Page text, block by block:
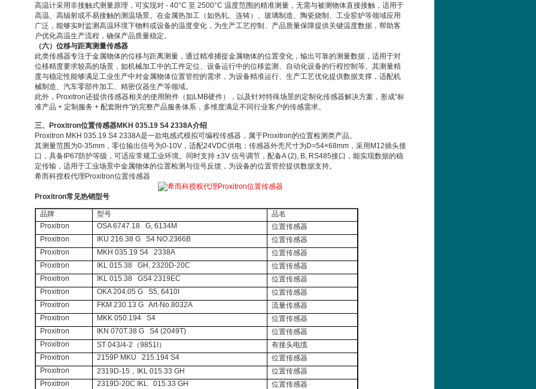
高温计采用非接触式测量原理，可实现对 - 40°C 至 2500°C 温度范围的精准测量，无需与被测物体直接接触，适用于
高温、高辐射或不易接触的测温场景。在金属热加工（如热轧、连铸）、玻璃制造、陶瓷烧制、工业窑炉等领域应用
广泛，能够实时监测高温环境下物料或设备的温度变化，为生产工艺控制、产品质量保障提供关键温度数据，帮助客
户优化高温生产流程，确保产品质量稳定。
（六）位移与距离测量传感器
此类传感器专注于金属物体的位移与距离测量，通过精准捕捉金属物体的位置变化，输出可靠的测量数据，适用于对
位移精度要求较高的场景，如机械加工中的工件定位、设备运行中的位移监测、自动化设备的行程控制等。其测量精
度与稳定性能够满足工业生产中对金属物体位置管控的需求，为设备精准运行、生产工艺优化提供数据支撑，适配机
械制造、汽车零部件加工、精密仪器生产等领域。
此外， Proxitron还提供传感器相关的使用附件（如 LMB硬件），以及针对特殊场景的定制化传感器解决方案，形成“标
准产品 + 定制服务 + 配套附件"的完整产品服务体系，多维度满足不同行业客户的传感需求。
三、 Proxitron位置传感器MKH 035.19 S4 2338A介绍
Proxitron MKH 035.19 S4 2338A是一款电感式模拟可编程传感器，属于Proxitron的位置检测类产品。
其测量范围为0-35mm ，零位输出信号为0-10V ，适配24VDC供电；传感器外壳尺寸为 D=54×68mm ，采用 M12插头接
口，具备 IP67防护等级，可适应常规工业环境。同时支持 ±3V 信号调节，配备A (2), B, RS485接口，能实现数据的稳
定传输，适用于工业场景中金属物体的位置检测与信号反馈，为设备的位置管控提供数据支持。
希而科授权代理Proxitron位置传感器
Proxitron常见热销型号
品牌 型号
品名
Proxitron
OSA 6747.18 G, 6134M
位置传感器
Proxitron
IKU 216.38 G S4 NO.2366B
位置传感器
Proxitron
MKH 035.19 S4 2338A
位置传感器
Proxitron
IKL 015.38 GH, 2320D-20C
位置传感器
Proxitron
IKL 015.38 GS4 2319EC
位置传感器
Proxitron
OKA 204.05 G S5, 6410I
位置传感器
Proxitron
FKM 230.13 G Art-No.8032A
流量传感器
Proxitron
MKK 050.194 S4
位置传感器
Proxitron
IKN 070T.38 G S4 (2049T)
位置传感器
Proxitron
ST 043/4-2 （9851I ）
有接头电缆
Proxitron
2159P MKU 215.194 S4
位置传感器
Proxitron
2319D-15 ， IKL 015.33 GH
位置传感器
Proxitron
2319D-20C IKL 015.33 GH
位置传感器